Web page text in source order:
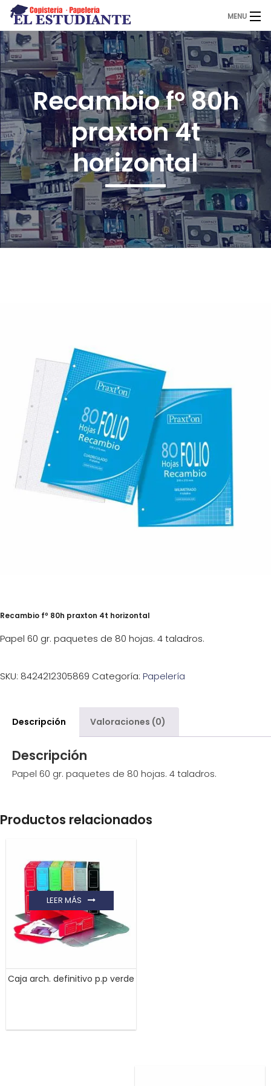
MENU
El Estudiante
Copistería
Papelería
Servicios
Novedades
0,00€
¡Imprimir!
Recambio fº 80h
praxton 4t
horizontal
Recambio fº 80h praxton 4t horizontal
Papel 60 gr. paquetes de 80 hojas. 4 taladros.
SKU: 8424212305869 Categoría: Papelería
Descripción Valoraciones (0)
Descripción
Papel 60 gr. paquetes de 80 hojas. 4 taladros.
Productos relacionados
Caja arch. definitivo p.p verde
LEER MÁS